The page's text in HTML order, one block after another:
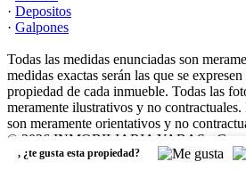
, ¿te gusta esta propiedad?
· Depositos
· Galpones
Todas las medidas enunciadas son
medidas exactas serán las que se
propiedad de cada inmueble. Todas las
meramente ilustrativos y no
son meramente orientativos y no
© 2026 INMOBILIARIA YABAS -
Software Inmobiliario - Tokko Broker